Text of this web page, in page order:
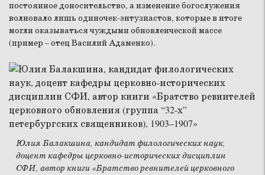
постоянное доносительство, а изменение богослужения
волновало лишь одиночек-энтузиастов, которые в итоге
могли оказываться чуждыми обновленческой массе
(пример – отец Василий Адаменко).
Юлия Балакшина, кандидат филологических наук,
доцент кафедры церковно-исторических дисциплин
СФИ, автор книги «Братство ревнителей церковного